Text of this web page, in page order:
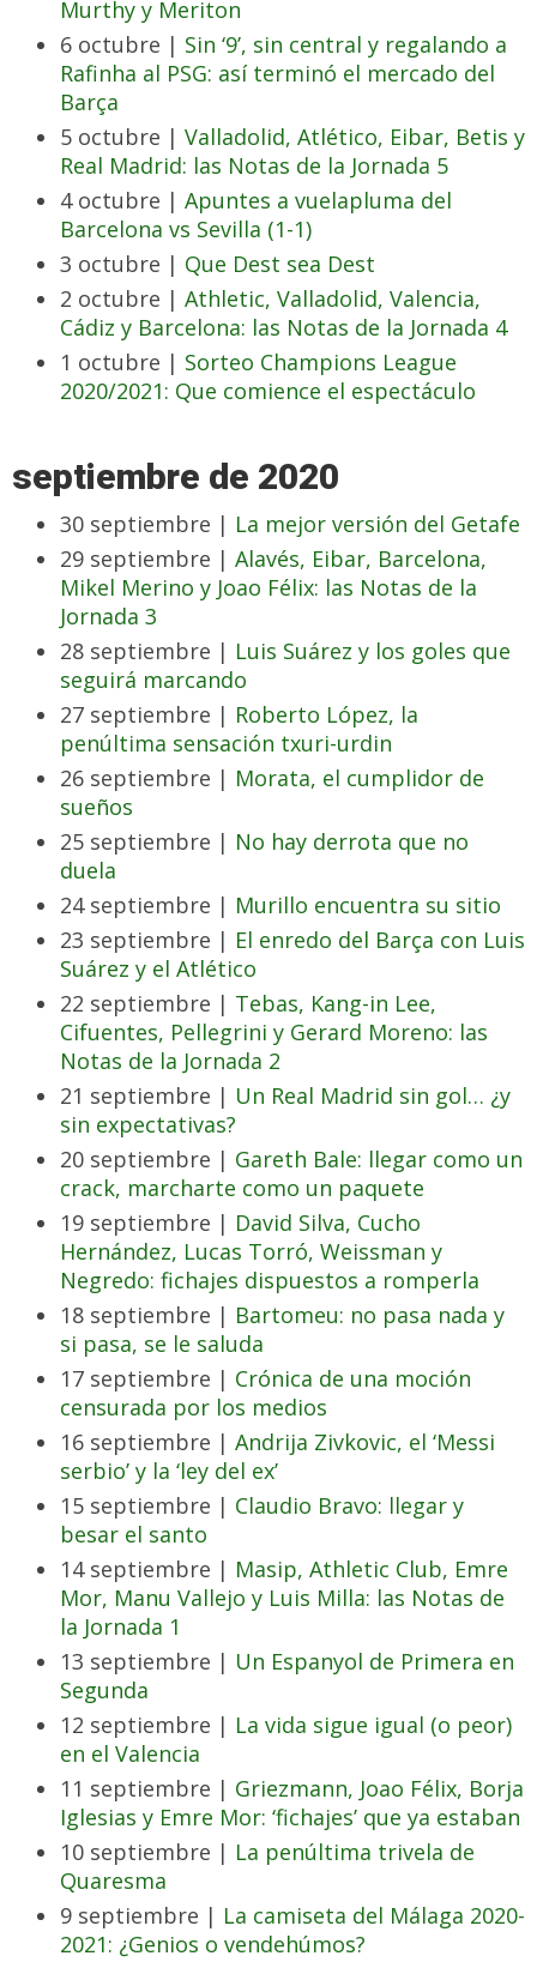
Murthy y Meriton
6 octubre | Sin ‘9’, sin central y regalando a
Rafinha al PSG: así terminó el mercado del
Barça
5 octubre | Valladolid, Atlético, Eibar, Betis y
Real Madrid: las Notas de la Jornada 5
4 octubre | Apuntes a vuelapluma del
Barcelona vs Sevilla (1-1)
3 octubre | Que Dest sea Dest
2 octubre | Athletic, Valladolid, Valencia,
Cádiz y Barcelona: las Notas de la Jornada 4
1 octubre | Sorteo Champions League
2020/2021: Que comience el espectáculo
septiembre de 2020
30 septiembre | La mejor versión del Getafe
29 septiembre | Alavés, Eibar, Barcelona,
Mikel Merino y Joao Félix: las Notas de la
Jornada 3
28 septiembre | Luis Suárez y los goles que
seguirá marcando
27 septiembre | Roberto López, la
penúltima sensación txuri-urdin
26 septiembre | Morata, el cumplidor de
sueños
25 septiembre | No hay derrota que no
duela
24 septiembre | Murillo encuentra su sitio
23 septiembre | El enredo del Barça con Luis
Suárez y el Atlético
22 septiembre | Tebas, Kang-in Lee,
Cifuentes, Pellegrini y Gerard Moreno: las
Notas de la Jornada 2
21 septiembre | Un Real Madrid sin gol… ¿y
sin expectativas?
20 septiembre | Gareth Bale: llegar como un
crack, marcharte como un paquete
19 septiembre | David Silva, Cucho
Hernández, Lucas Torró, Weissman y
Negredo: fichajes dispuestos a romperla
18 septiembre | Bartomeu: no pasa nada y
si pasa, se le saluda
17 septiembre | Crónica de una moción
censurada por los medios
16 septiembre | Andrija Zivkovic, el ‘Messi
serbio’ y la ‘ley del ex’
15 septiembre | Claudio Bravo: llegar y
besar el santo
14 septiembre | Masip, Athletic Club, Emre
Mor, Manu Vallejo y Luis Milla: las Notas de
la Jornada 1
13 septiembre | Un Espanyol de Primera en
Segunda
12 septiembre | La vida sigue igual (o peor)
en el Valencia
11 septiembre | Griezmann, Joao Félix, Borja
Iglesias y Emre Mor: ‘fichajes’ que ya estaban
10 septiembre | La penúltima trivela de
Quaresma
9 septiembre | La camiseta del Málaga 2020-
2021: ¿Genios o vendehúmos?